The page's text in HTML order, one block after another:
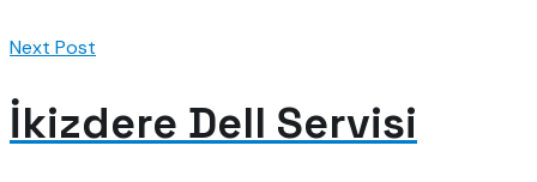
Next Post
İkizdere Dell Servisi